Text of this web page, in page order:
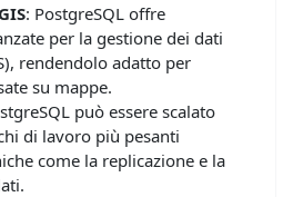
: PostgreSQL offre
per la gestione dei dati
rendendolo adatto per
su mappe.
può essere scalato
di lavoro più pesanti
come la replicazione e la